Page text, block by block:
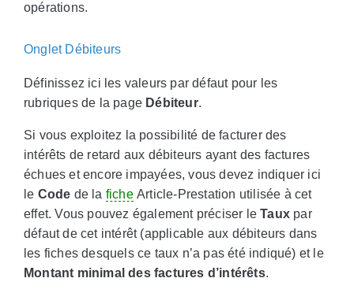
opérations.
Onglet Débiteurs
Définissez ici les valeurs par défaut pour les
rubriques de la page Débiteur.
Si vous exploitez la possibilité de facturer des
intérêts de retard aux débiteurs ayant des factures
échues et encore impayées, vous devez indiquer ici
le Code de la ficheArticle-Prestation utilisée à cet
effet. Vous pouvez également préciser leTauxpar
défaut de cet intérêt (applicable aux débiteurs dans
les fiches desquels ce taux n’a pas été indiqué) et le
Montant minimal des factures d’intérêts.